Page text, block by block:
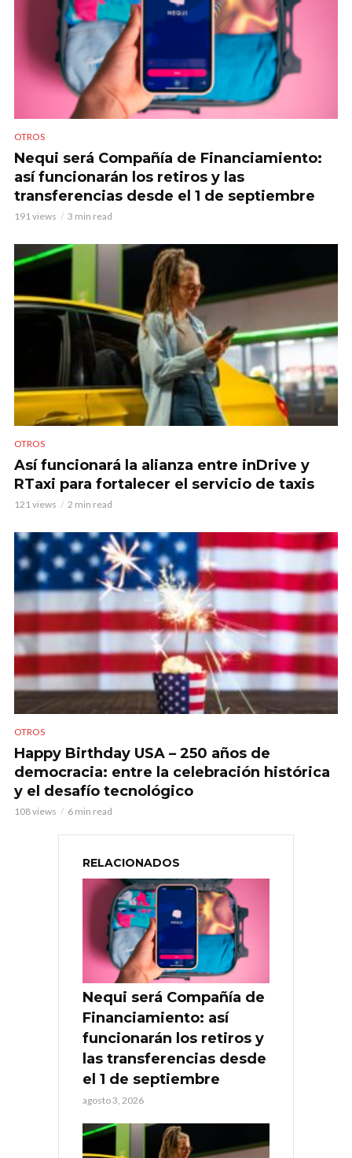
OTROS
Nequi será Compañía de Financiamiento:
así funcionarán los retiros y las
transferencias desde el 1 de septiembre
191 views 3 min read
OTROS
Así funcionará la alianza entre inDrive y
RTaxi para fortalecer el servicio de taxis
121 views 2 min read
OTROS
Happy Birthday USA – 250 años de
democracia: entre la celebración histórica
y el desafío tecnológico
108 views 6 min read
RELACIONADOS
Nequi será Compañía de
Financiamiento: así
funcionarán los retiros y
las transferencias desde
el 1 de septiembre
agosto 3, 2026